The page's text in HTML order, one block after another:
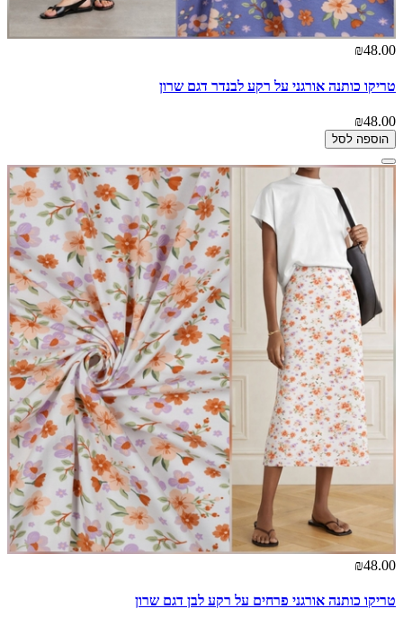
₪48.00
טריקו כותנה אורגני על רקע לבנדר דגם שרון
₪48.00
הוספה לסל
₪48.00
טריקו כותנה אורגני פרחים על רקע לבן דגם שרון